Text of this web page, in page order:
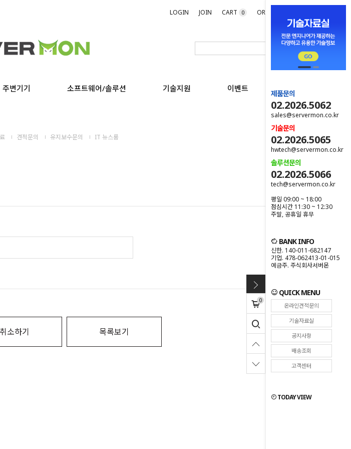
LOGIN JOIN CART 0 ORDER
주변기기 소프트웨어/솔루션 기술지원 이벤트
제품문의
02.2026.5062
sales@servermon.co.kr
기술문의
02.2026.5065
hwtech@servermon.co.kr
솔루션문의
02.2026.5066
tech@servermon.co.kr
평일 09:00 ~ 18:00
점심시간 11:30 ~ 12:30
주말, 공휴일 휴무
BANK INFO
신한. 140-011-682147
기업. 478-062413-01-015
예금주. 주식회사서버몬
QUICK MENU
온라인견적문의
기술자료실
공지사항
배송조회
고객센터
TODAY VIEW
0
견적문의 유지보수문의 IT 뉴스룸
취소하기 목록보기